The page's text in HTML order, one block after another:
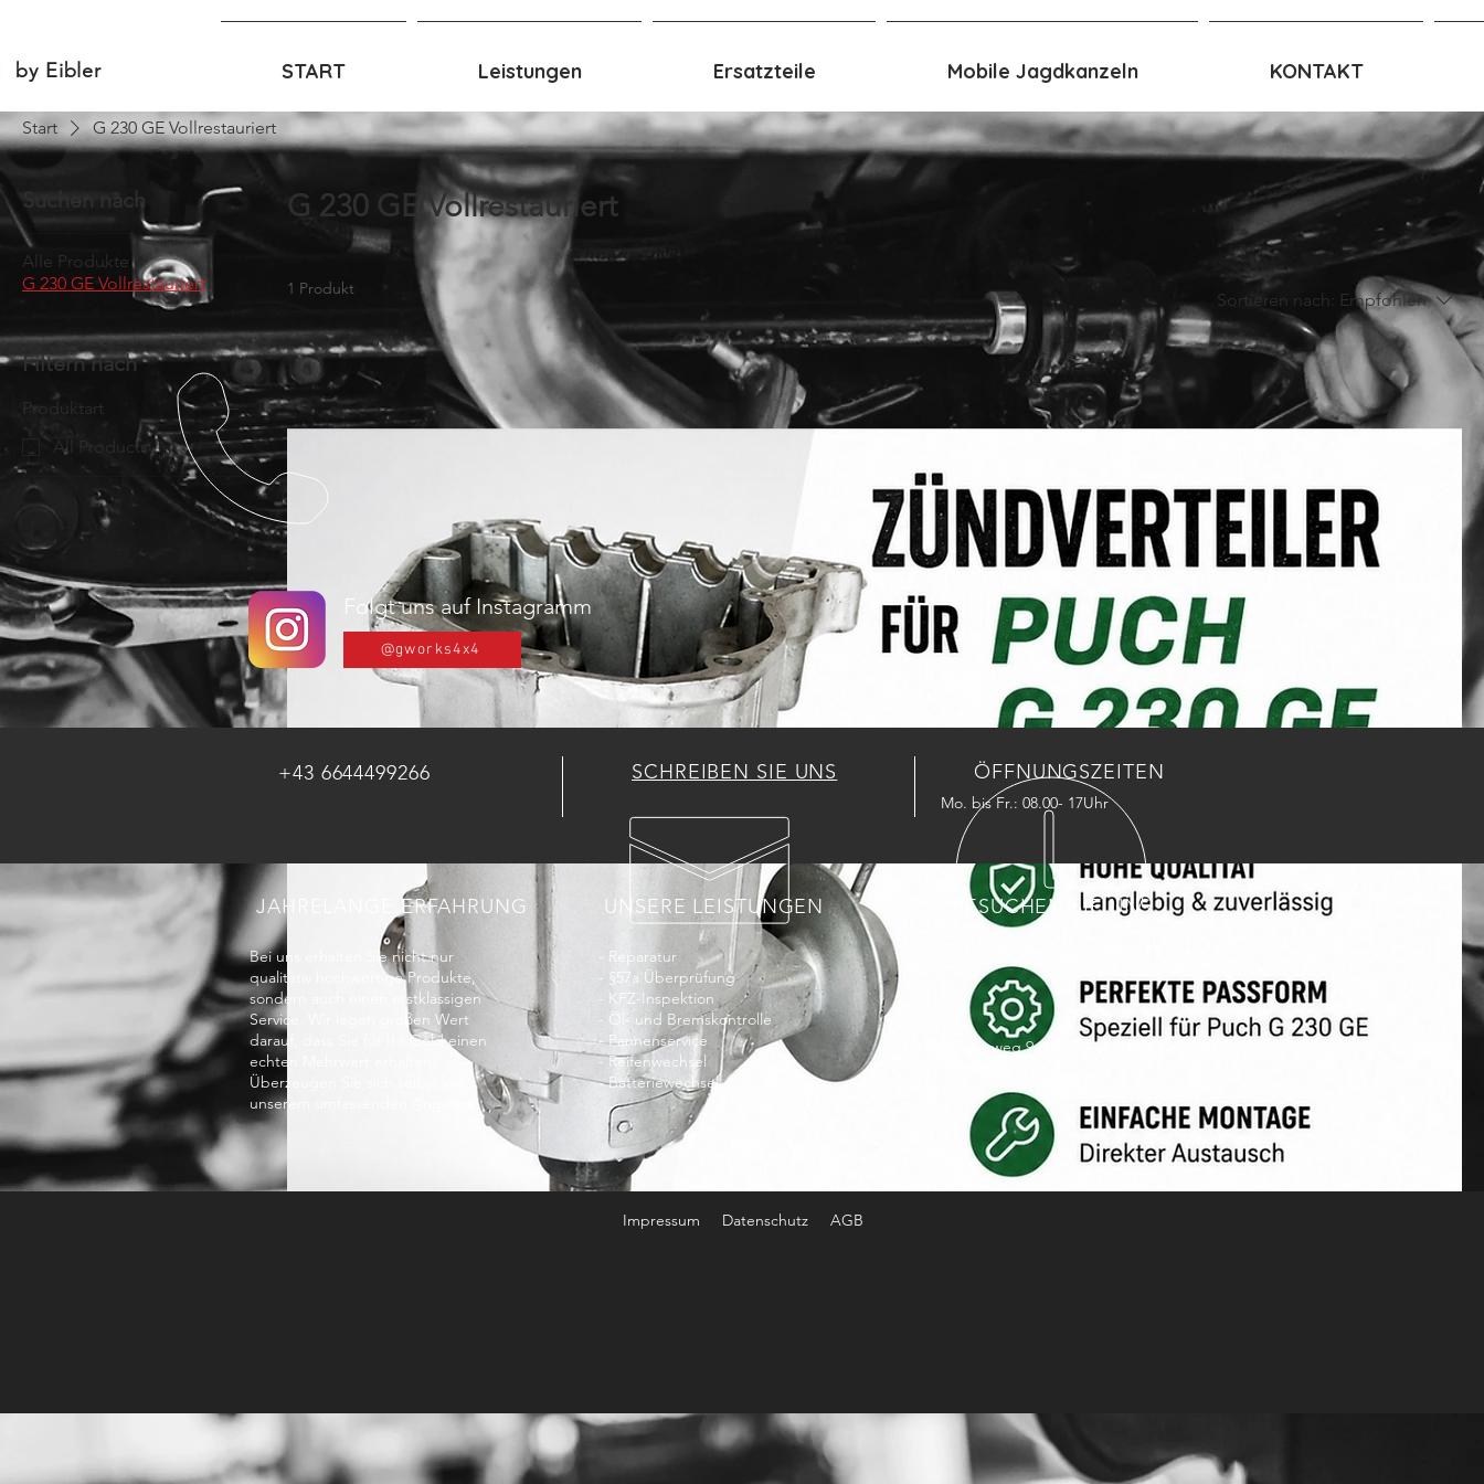
by Eibler START Leistungen Ersatzteile Mobile Jagdkanzeln KONTAKT
Start G 230 GE Vollrestauriert
Suchen nach
Alle Produkte
G 230 GE Vollrestauriert
Filtern nach
Produktart
All Products
G 230 GE Vollrestauriert
1 Produkt
Sortieren nach: Empfohlen
Folgt uns auf Instagramm
@gworks4x4
+43 6644499266 SCHREIBEN SIE UNS ÖFFNUNGSZEITEN
Mo. bis Fr.: 08.00- 17Uhr
JAHRELANGE ERFAHRUNG UNSERE LEISTUNGEN BESUCHEN SIE UNS
Bei uns erhalten Sie nicht nur
qualitativ hochwertige Produkte,
sondern auch einen erstklassigen
Service. Wir legen großen Wert
darauf, dass Sie für Ihr Geld einen
echten Mehrwert erhalten.
Überzeugen Sie sich selbst von
unserem umfassenden Angebot!
- Reparatur
- §57a Überprüfung
- KFZ-Inspektion
- Öl- und Bremskontrolle
- Pannenservice
- Reifenwechsel
- Batteriewechsel
Jägerweg 9 8073 Feldkirchen bei Graz
Impressum Datenschutz AGB